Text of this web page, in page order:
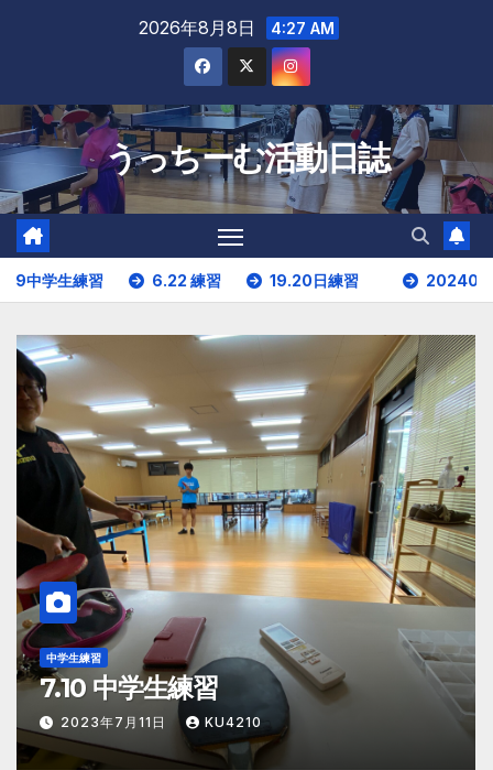
2026年8月8日 4:27 AM
うっちーむ活動日誌
生練習 6.22 練習 19.20日練習 20240406_練
中学生練習
6.29中学生練習
2023年7月8日 KU4210